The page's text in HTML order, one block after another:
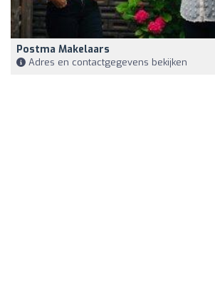
Postma Makelaars
Adres en contactgegevens bekijken